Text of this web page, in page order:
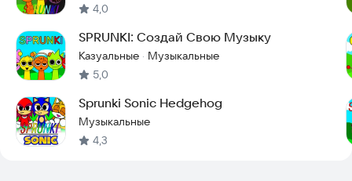
4,0
SPRUNKI: Создай Свою Музыку
Казуальные · Музыкальные
5,0
Sprunki Sonic Hedgehog
Музыкальные
4,3